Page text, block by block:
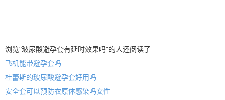
浏览“玻尿酸避孕套有延时效果吗”的人还阅读了
飞机能带避孕套吗
杜蕾斯的玻尿酸避孕套好用吗
安全套可以预防衣原体感染吗女性